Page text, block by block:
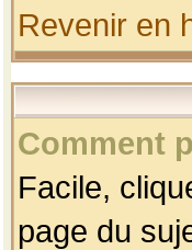
Revenir en
Comment
Facile,
page du